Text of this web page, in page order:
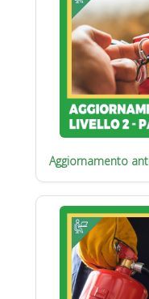
Aggiornamento